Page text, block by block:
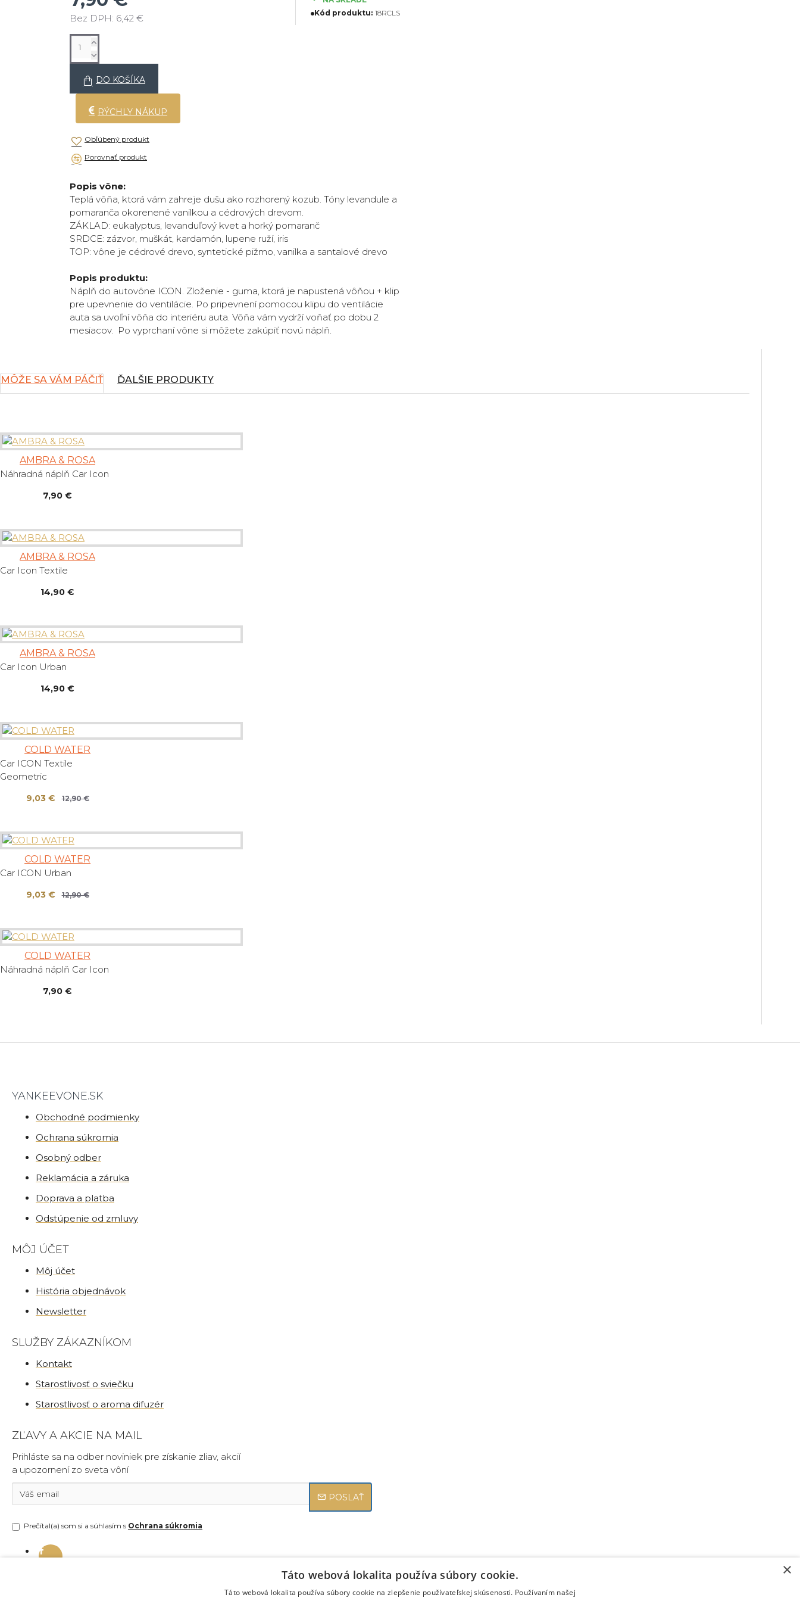
Bez DPH: 6,42 €
Kód produktu: 18RCLS
DO KOŠÍKA
RÝCHLY NÁKUP
Obľúbený produkt
Porovnať produkt
Popis vône:
Teplá vôňa, ktorá vám zahreje dušu ako rozhorený kozub. Tóny levandule a
pomaranča okorenené vanilkou a cédrových drevom.
ZÁKLAD: eukalyptus, levanduľový kvet a horký pomaranč
SRDCE: zázvor, muškát, kardamón, lupene ruží, iris
TOP: vône je cédrové drevo, syntetické pižmo, vanilka a santalové drevo
Popis produktu:
Náplň do autovône ICON. Zloženie - guma, ktorá je napustená vôňou + klip
pre upevnenie do ventilácie. Po pripevnení pomocou klipu do ventilácie
auta sa uvoľní vôňa do interiéru auta. Vôňa vám vydrží voňať po dobu 2
mesiacov. Po vyprchaní vône si môžete zakúpiť novú náplň.
MÔŽE SA VÁM PÁČIŤ ĎALŠIE PRODUKTY
AMBRA & ROSA
Náhradná náplň Car Icon
7,90 €
AMBRA & ROSA
Car Icon Textile
14,90 €
AMBRA & ROSA
Car Icon Urban
14,90 €
COLD WATER
Car ICON Textile
Geometric
9,03 € 12,90 €
COLD WATER
Car ICON Urban
9,03 € 12,90 €
COLD WATER
Náhradná náplň Car Icon
7,90 €
YANKEEVONE.SK
Obchodné podmienky
Ochrana súkromia
Osobný odber
Reklamácia a záruka
Doprava a platba
Odstúpenie od zmluvy
MÔJ ÚČET
Môj účet
História objednávok
Newsletter
SLUŽBY ZÁKAZNÍKOM
Kontakt
Starostlivosť o sviečku
Starostlivosť o aroma difuzér
ZĽAVY A AKCIE NA MAIL
Prihláste sa na odber noviniek pre získanie zliav, akcií
a upozornení zo sveta vôní
POSLAŤ
Prečítal(a) som si a súhlasím s Ochrana súkromia
×
Táto webová lokalita používa súbory cookie.
Táto webová lokalita používa súbory cookie na zlepšenie používateľskej skúsenosti. Používaním našej